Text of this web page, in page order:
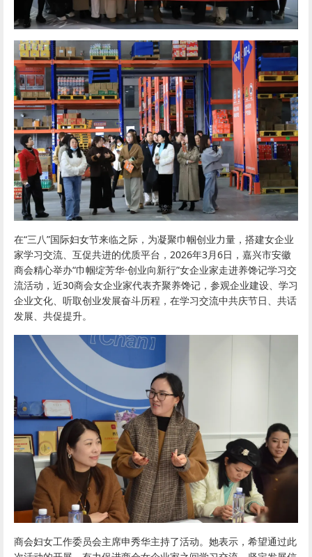
在“三八”国际妇女节来临之际，为凝聚巾帼创业力量，搭建女企业
家学习交流、互促共进的优质平台，2026年3月6日，嘉兴市安徽
商会精心举办“巾帼绽芳华·创业向新行”女企业家走进养馋记学习交
流活动，近30商会女企业家代表齐聚养馋记，参观企业建设、学习
企业文化、听取创业发展奋斗历程，在学习交流中共庆节日、共话
发展、共促提升。
商会妇女工作委员会主席申秀华主持了活动。她表示，希望通过此